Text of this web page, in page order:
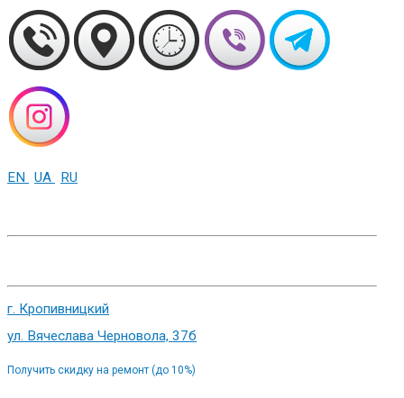
EN UA RU
г. Кропивницкий
ул. Вячеслава Черновола, 37б
Получить скидку на ремонт (до 10%)